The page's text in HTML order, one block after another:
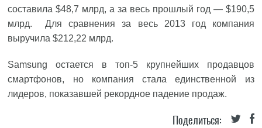
составила $48,7 млрд, а за весь прошлый год — $190,5
млрд. Для сравнения за весь 2013 год компания
выручила $212,22 млрд.
Samsung остается в топ-5 крупнейших продавцов
смартфонов, но компания стала единственной из
лидеров, показавшей рекордное падение продаж.
Поделиться: